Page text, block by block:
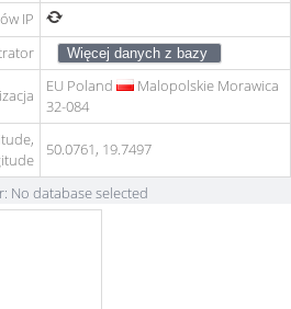
IP
EU Poland
Malopolskie Morawica
32-084
50.0761, 19.7497
No database selected